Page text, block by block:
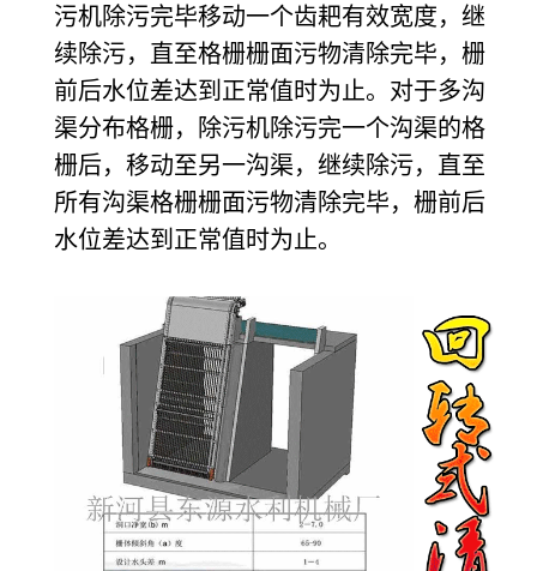
污机除污完毕移动一个齿耙有效宽度，继
续除污，直至格栅栅面污物清除完毕，栅
前后水位差达到正常值时为止。对于多沟
渠分布格栅，除污机除污完一个沟渠的格
栅后，移动至另一沟渠，继续除污，直至
所有沟渠格栅栅面污物清除完毕，栅前后
水位差达到正常值时为止。